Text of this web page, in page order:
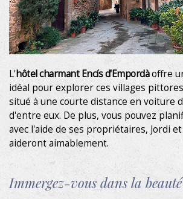
L'hôtel charmant Encís d'Empordàoffre
idéal pour explorer ces villages
situé à une courte distance en voiture
d'entre eux. De plus, vous pouvez
avec l'aide de ses propriétaires, Jordi
aideront aimablement.
Immergez-vous dans la
Marketing et Publicité
Ces cookies sont utilisés pour stocker
les préférences et les choix personnels
grâce à l'observation continue de ses
navigation. Grâce à eux, nous pouvons
habitudes de navigation sur le site Web
publicités liées au profil de navigation de